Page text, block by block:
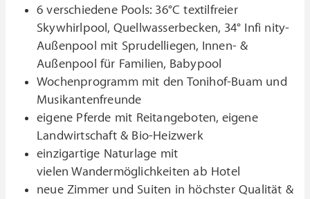
6 verschiedene Pools: 36°C textilfreier
Skywhirlpool, Quellwasserbecken, 34° Infi nity-
Außenpool mit Sprudelliegen, Innen- &
Außenpool für Familien, Babypool
Wochenprogramm mit den Tonihof-Buam und
Musikantenfreunde
eigene Pferde mit Reitangeboten, eigene
Landwirtschaft & Bio-Heizwerk
einzigartige Naturlage mit
vielen Wandermöglichkeiten ab Hotel
neue Zimmer und Suiten in höchster Qualität &